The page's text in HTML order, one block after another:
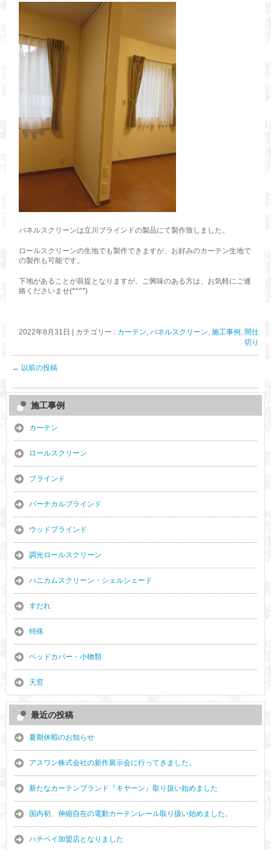
パネルスクリーンは立川ブラインドの製品にて製作致しました。
ロールスクリーンの生地でも製作できますが、お好みのカーテン生地で
の製作も可能です。
下地があることが前提となりますが、ご興味のある方は、お気軽にご連
絡くださいませ(*^^*)
2022年8月31日 カテゴリー : カーテン, パネルスクリーン, 施工事例 , 間仕
切り
← 以前の投稿
施工事例
カーテン
ロールスクリーン
ブラインド
バーチカルブラインド
ウッドブラインド
調光ロールスクリーン
ハニカムスクリーン・シェルシェード
すだれ
特殊
ベッドカバー・小物類
天窓
最近の投稿
夏期休暇のお知らせ
アスワン株式会社の新作展示会に行ってきました。
新たなカーテンブランド『キヤーン』取り扱い始めました
国内初、伸縮自在の電動カーテンレール取り扱い始めました。
ハチペイ加盟店となりました